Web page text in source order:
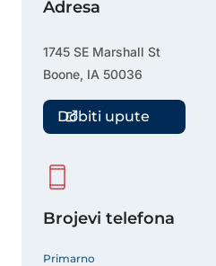
Adresa
1745 SE Marshall St
Boone, IA 50036
Dobiti upute
Brojevi telefona
Primarno